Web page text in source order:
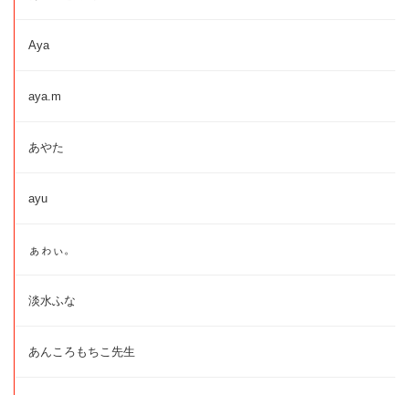
Aya
aya.m
あやた
ayu
ぁゎぃ。
淡水ふな
あんころもちこ先生